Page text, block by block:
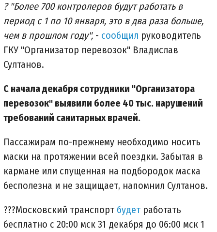
? "Более 700 контролеров будут работать в
период с 1 по 10 января, это в два раза больше,
чем в прошлом году", - сообщил руководитель
ГКУ "Организатор перевозок" Владислав
Султанов.
С начала декабря сотрудники "Организатора
перевозок" выявили более 40 тыс. нарушений
требований санитарных врачей.
Пассажирам по-прежнему необходимо носить
маски на протяжении всей поездки. Забытая в
кармане или спущенная на подбородок маска
бесполезна и не защищает, напомнил Султанов.
???Московский транспорт будет работать
бесплатно с 20:00 мск 31 декабря до 06:00 мск 1